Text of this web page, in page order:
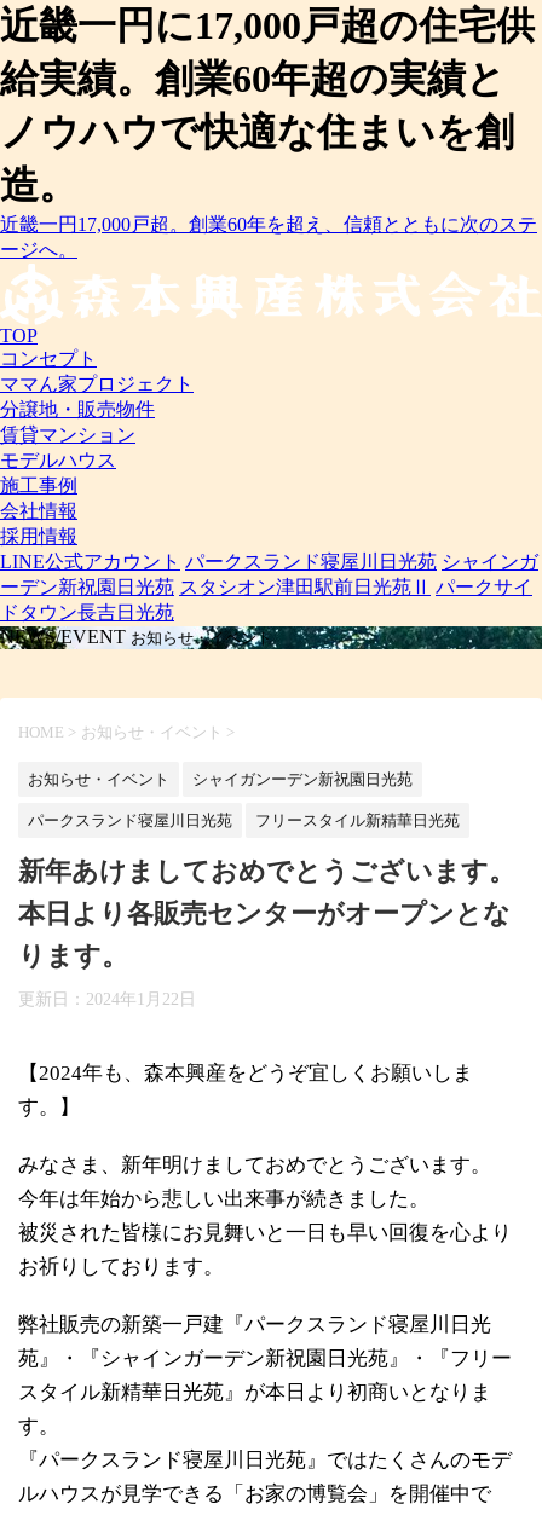
近畿一円に17,000戸超の住宅供
給実績。創業60年超の実績と
ノウハウで快適な住まいを創
造。
近畿一円17,000戸超。創業60年を超え、信頼とともに次のステ
ージへ。
TOP
コンセプト
ママん家プロジェクト
分譲地・販売物件
賃貸マンション
モデルハウス
施工事例
会社情報
採用情報
LINE公式アカウント パークスランド寝屋川日光苑 シャインガ
ーデン新祝園日光苑 スタシオン津田駅前日光苑Ⅱ パークサイ
ドタウン長吉日光苑
NEWS/EVENT お知らせ・イベント
HOME > お知らせ・イベント >
お知らせ・イベント シャイガンーデン新祝園日光苑
パークスランド寝屋川日光苑 フリースタイル新精華日光苑
新年あけましておめでとうございます。
本日より各販売センターがオープンとな
ります。
更新日： 2024年1月22日
【2024年も、森本興産をどうぞ宜しくお願いしま
す。】
みなさま、新年明けましておめでとうございます。
今年は年始から悲しい出来事が続きました。
被災された皆様にお見舞いと一日も早い回復を心より
お祈りしております。
弊社販売の新築一戸建『パークスランド寝屋川日光
苑』・『シャインガーデン新祝園日光苑』・『フリー
スタイル新精華日光苑』が本日より初商いとなりま
す。
『パークスランド寝屋川日光苑』ではたくさんのモデ
ルハウスが見学できる「お家の博覧会」を開催中で